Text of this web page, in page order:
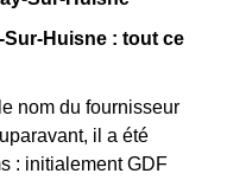
Sur-Huisne : tout ce
nom du fournisseur
il a été
: initialement GDF